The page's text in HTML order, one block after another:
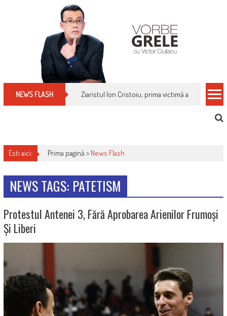
NEWS FLASH Ziaristul Ion Cristoiu, prima victimă a noi
Esti aici: Prima pagină > News Flash
NEWS TAGS: PATETISM
Protestul Antenei 3, Fără Aprobarea Arienilor Frumoși
Și Liberi